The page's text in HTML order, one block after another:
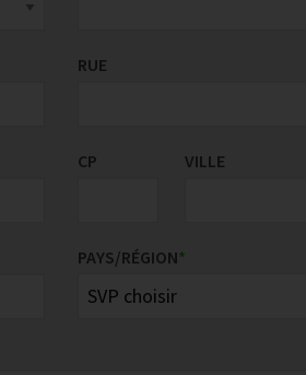
RUE
CP VILLE
PAYS/RÉGION*